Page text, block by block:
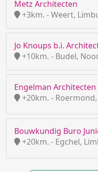
Metz Architecten
+3km. - Weert,
Jo Knoups b.i.
+10km. - Budel,
Engelman Architecten
+20km. -
Bouwkundig Buro
+20km. - Egchel,